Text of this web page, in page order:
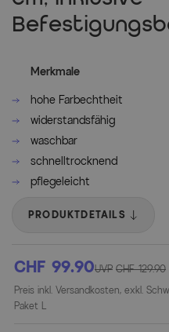
Merkmale
hohe Farbechtheit
widerstandsfähig
waschbar
schnelltrocknend
pflegeleicht
PRODUKTDETAILS
CHF 99.90UVP CHF 129.90
Preis inkl. Versandkosten, exkl.
Paket L